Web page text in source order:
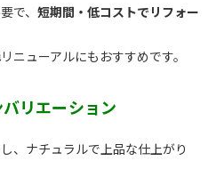
で、 短期間・低コストでリフォー
ニューアルにもおすすめです。
リエーション
、ナチュラルで上品な仕上がり